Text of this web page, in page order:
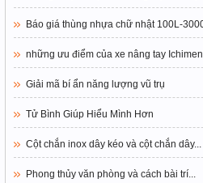
Báo giá thùng nhựa chữ nhật 100L-
những ưu điểm của xe nâng tay
Giải mã bí ẩn năng lượng vũ trụ
Tử Bình Giúp Hiểu Mình Hơn
Cột chắn inox dây kéo và cột chắn dây...
Phong thủy văn phòng và cách bài trí...